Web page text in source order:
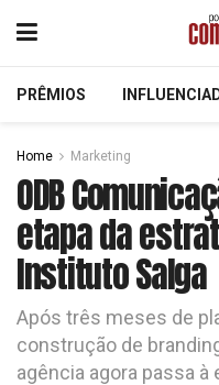
PRÊMIOS
Home Marketing
ODB
etapa da
Instituto Salga
Após três meses de
construção de
agência agora passa